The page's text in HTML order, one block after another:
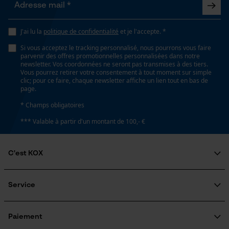
J'ai lu la politique de confidentialité et je l'accepte. *
Si vous acceptez le tracking personnalisé, nous pourrons vous faire
parvenir des offres promotionnelles personnalisées dans notre
newsletter. Vos coordonnées ne seront pas transmises à des tiers.
Vous pourrez retirer votre consentement à tout moment sur simple
clic; pour ce faire, chaque newsletter affiche un lien tout en bas de
page.
* Champs obligatoires
*** Valable à partir d'un montant de 100,- €
C'est KOX
Engagement social
Inscription à la newsletter
Service
KOX Catalogue
Paiement
Vidéos YouTube
Google Maps
Prise de contact par chat
Event Tracking